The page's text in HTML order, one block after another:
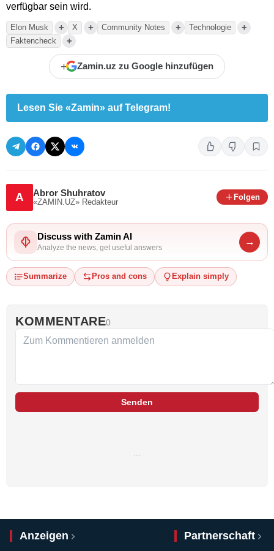
verfügbar sein wird.
Elon Musk + X + Community Notes + Technologie +
Faktencheck +
+ Zamin.uz zu Google hinzufügen
Lesen Sie «Zamin» auf Telegram!
A Abror Shuhratov
«ZAMIN.UZ» Redakteur
Folgen
Discuss with Zamin AI
Analyze the news, get useful answers
→
Summarize Pros and cons Explain simply
KOMMENTARE0
Senden
Anzeigen Partnerschaft